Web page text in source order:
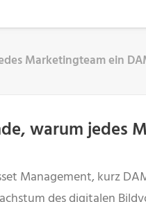
Marketingteam ein
warum jedes
Management, kurz